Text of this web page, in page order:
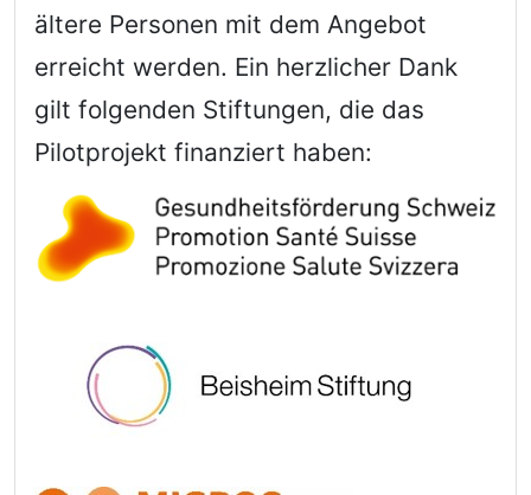
ältere Personen mit dem Angebot
erreicht werden. Ein herzlicher Dank
gilt folgenden Stiftungen, die das
Pilotprojekt finanziert haben: